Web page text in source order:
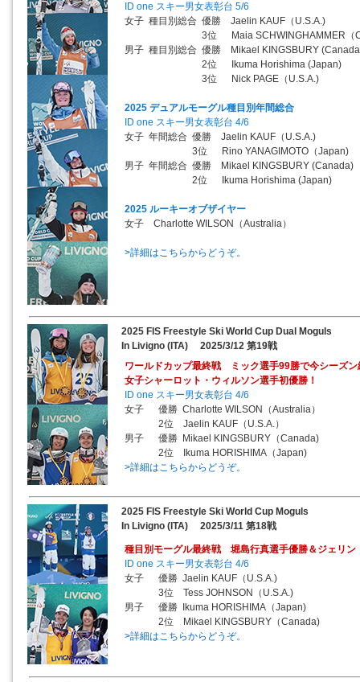
ID one スキー男女表彰台 5/6
女子 種目別総合 優勝 Jaelin KAUF（U.S.A.)
3位 Maia SCHWINGHAMMER（
男子 種目別総合 優勝 Mikael KINGSBURY
2位 Ikuma Horishima (Japan)
3位 Nick PAGE（U.S.A.)
2025 デュアルモーグル種目別年間総合
ID one スキー男女表彰台 4/6
女子 年間総合 優勝 Jaelin KAUF（U.S.A.)
3位 Rino YANAGIMOTO（Japan)
男子 年間総合 優勝 Mikael KINGSBURY (Canada)
2位 Ikuma Horishima (Japan)
2025 ルーキーオブザイヤー
女子 Charlotte WILSON（Australia）
>詳細はこちらからどうぞ。
2025 FIS Freestyle Ski World Cup Dual Moguls
In Livigno (ITA) 2025/3/12 第19戦
ワールドカップ最終戦 ミック選手99勝で今シーズン
女子シャーロット・ウィルソン選手初優勝！
ID one スキー男女表彰台 4/6
女子 優勝 Charlotte WILSON（Australia）
2位 Jaelin KAUF（U.S.A.）
男子 優勝 Mikael KINGSBURY（Canada)
2位 Ikuma HORISHIMA（Japan)
>詳細はこちらからどうぞ。
2025 FIS Freestyle Ski World Cup Moguls
In Livigno (ITA) 2025/3/11 第18戦
種目別モーグル最終戦 堀島行真選手優勝＆ジェリン
ID one スキー男女表彰台 4/6
女子 優勝 Jaelin KAUF（U.S.A.)
3位 Tess JOHNSON（U.S.A.)
男子 優勝 Ikuma HORISHIMA（Japan)
2位 Mikael KINGSBURY（Canada)
>詳細はこちらからどうぞ。